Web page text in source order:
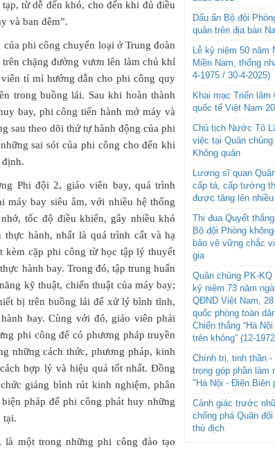
từ dễ đến khó, cho đến khi đủ điều
và ban đêm”.
phi công chuyển loại ở Trung đoàn
chặng đường vươn lên làm chủ khí
tỉ mỉ hướng dẫn cho phi công quy
trong buồng lái. Sau khi hoàn thành
bay, phi công tiến hành mở máy và
sau theo dõi thứ tự hành động của phi
sai sót của phi công cho đến khi
định.
Phi đội 2, giáo viên bay, quá trình
máy bay siêu âm, với nhiều hệ thống
tốc độ điều khiển, gây nhiều khó
hành, nhất là quá trình cất và hạ
kèm cặp phi công từ học tập lý thuyết
hành bay. Trong đó, tập trung huấn
kỹ thuật, chiến thuật của máy bay;
bị trên buồng lái để xử lý bình tĩnh,
bay. Cùng với đó, giáo viên phải
phi công để có phương pháp truyền
những cách thức, phương pháp, kinh
hợp lý và hiệu quả tốt nhất. Đồng
giảng bình rút kinh nghiệm, phân
pháp để phi công phát huy những
tại.
một trong những phi công đào tạo
Dấu ấn Bộ đội
quân trên địa bàn
Lễ kỷ niệm 50 năm
Miền Nam, thống
4-1975 / 30-4-2025)
Khai mạc Triển lãm
quốc tế Việt Nam
Chủ tịch Nước Tô
việc tại Quân
Không quân
Lương sĩ quan
cấp tá, cấp tướng
được tăng lên
Thi đua Quyết
Bộ đội Phòng
bảo vệ vững chắc
gia
Quân chủng PK-
kỷ niệm 73 năm
QĐND Việt Nam,
quốc phòng toàn
Chiến thắng “Hà
trên không” (12-
Chính trị, tinh thần -
trọng góp phần làm
"Hà Nội - Điện Biên
Cảnh giác trước
chống phá Quân
thù địch